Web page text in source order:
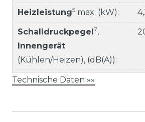
Heizleistung5 max. (kW):
Schalldruckpegel 7,
Innengerät
(Kühlen/Heizen), (dB(A)):
Technische Daten »»